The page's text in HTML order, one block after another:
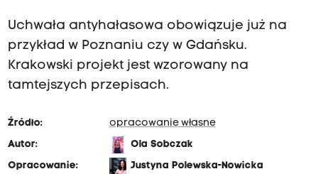
Uchwała antyhałasowa obowiązuje już na
przykład w Poznaniu czy w Gdańsku.
Krakowski projekt jest wzorowany na
tamtejszych przepisach.
Źródło:
opracowanie własne
Autor:
Ola Sobczak
Opracowanie:
Justyna Polewska-Nowicka